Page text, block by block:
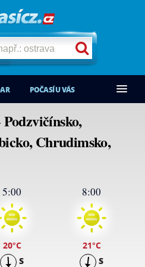
POČASÍ U VÁS
Podzvičínsko,
Chrudimsko,
5:00
20°C
S
8:00
21°C
S